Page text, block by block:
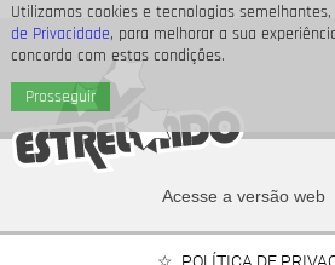
Utilizamos cookies e tecnologias
de Privacidade, para melhorar a sua
concorda com estas condições.
Prosseguir
Acesse a versão web